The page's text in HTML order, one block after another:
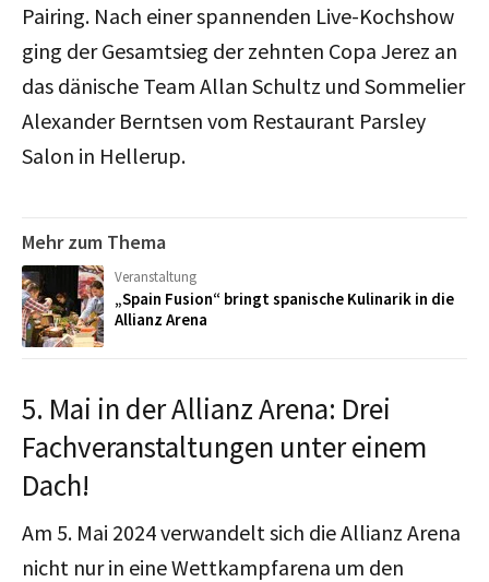
Pairing. Nach einer spannenden Live-Kochshow
ging der Gesamtsieg der zehnten Copa Jerez an
das dänische Team Allan Schultz und Sommelier
Alexander Berntsen vom Restaurant Parsley
Salon in Hellerup.
Mehr zum Thema
Veranstaltung
„Spain Fusion“ bringt spanische Kulinarik in die
Allianz Arena
5. Mai in der Allianz Arena: Drei
Fachveranstaltungen unter einem
Dach!
Am 5. Mai 2024 verwandelt sich die Allianz Arena
nicht nur in eine Wettkampfarena um den